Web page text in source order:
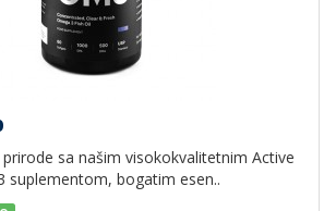
sa našim visokokvalitetnim Active
suplementom, bogatim esen..